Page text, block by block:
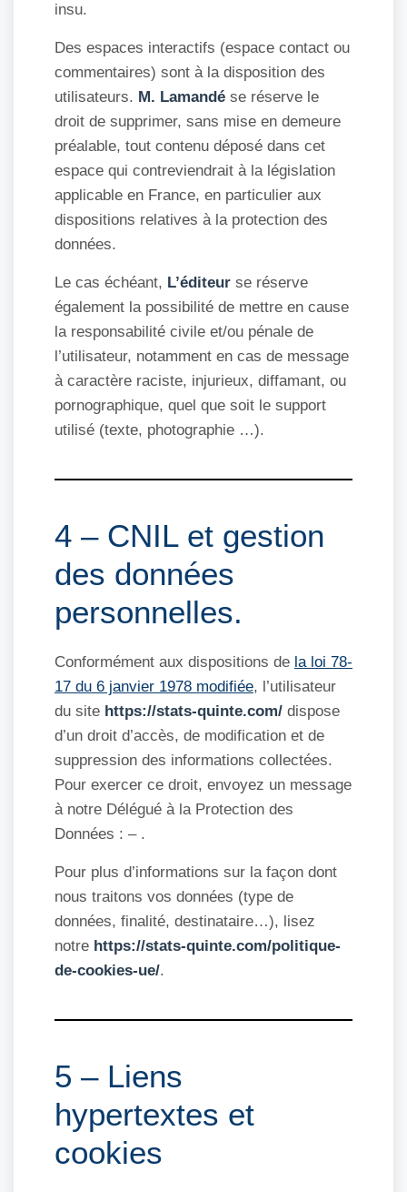
insu.
Des espaces interactifs (espace contact ou
commentaires) sont à la disposition des
utilisateurs. M. Lamandé se réserve le
droit de supprimer, sans mise en demeure
préalable, tout contenu déposé dans cet
espace qui contreviendrait à la législation
applicable en France, en particulier aux
dispositions relatives à la protection des
données.
Le cas échéant, L’éditeur se réserve
également la possibilité de mettre en cause
la responsabilité civile et/ou pénale de
l’utilisateur, notamment en cas de message
à caractère raciste, injurieux, diffamant, ou
pornographique, quel que soit le support
utilisé (texte, photographie …).
4 – CNIL et gestion
des données
personnelles.
Conformément aux dispositions de la loi 78-
17 du 6 janvier 1978 modifiée, l’utilisateur
du site https://stats-quinte.com/ dispose
d’un droit d’accès, de modification et de
suppression des informations collectées.
Pour exercer ce droit, envoyez un message
à notre Délégué à la Protection des
Données : – .
Pour plus d’informations sur la façon dont
nous traitons vos données (type de
données, finalité, destinataire…), lisez
notre https://stats-quinte.com/politique-
de-cookies-ue/.
5 – Liens
hypertextes et
cookies